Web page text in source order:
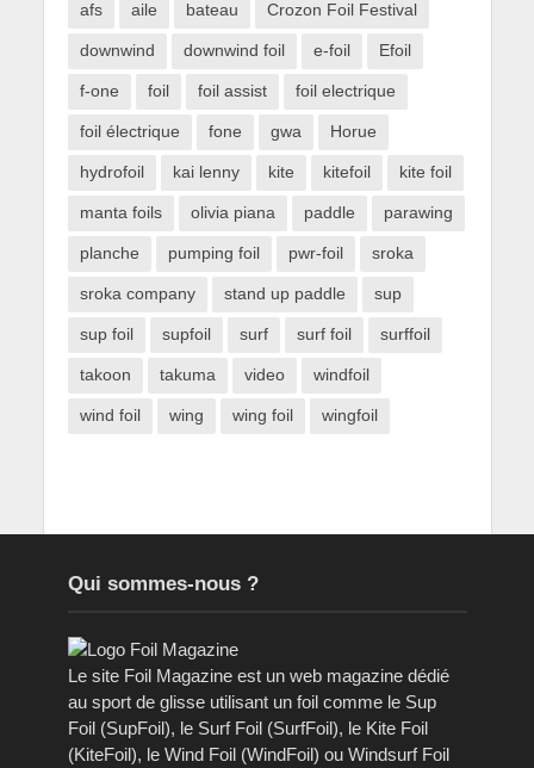
afs aile bateau Crozon Foil Festival
downwind downwind foil e-foil Efoil
f-one foil foil assist foil electrique
foil électrique fone gwa Horue
hydrofoil kai lenny kite kitefoil kite foil
manta foils olivia piana paddle parawing
planche pumping foil pwr-foil sroka
sroka company stand up paddle sup
sup foil supfoil surf surf foil surffoil
takoon takuma video windfoil
wind foil wing wing foil wingfoil
Qui sommes-nous ?
Le site Foil Magazine est un web magazine dédié
au sport de glisse utilisant un foil comme le Sup
Foil (SupFoil), le Surf Foil (SurfFoil), le Kite Foil
(KiteFoil), le Wind Foil (WindFoil) ou Windsurf Foil